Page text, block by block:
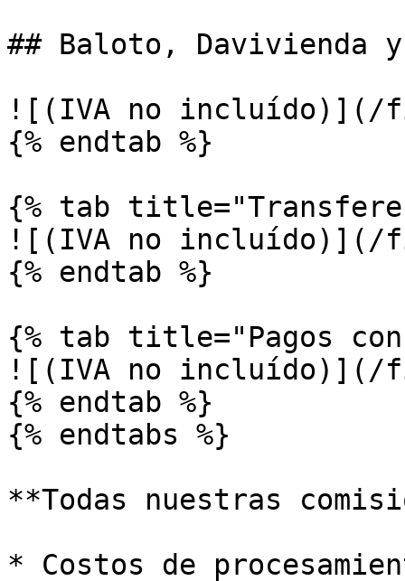
## Baloto, Davivienda
![(IVA no incluído)](/
{% endtab %}
{% tab
![(IVA no incluído)](/
{% endtab %}
{% tab title="Pagos
![(IVA no incluído)](/
{% endtab %}
{% endtabs %}
**Todas nuestras
* Costos de